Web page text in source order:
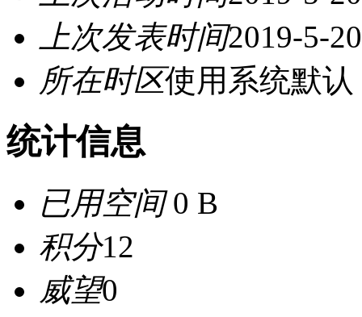
上次发表时间2019-5-
所在时区使用系统默认
统计信息
已用空间0 B
积分12
威望0